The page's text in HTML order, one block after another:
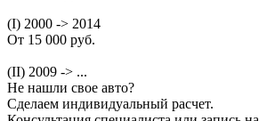
(I) 2000 -> 2014
От 15 000 руб.
(II) 2009 -> ...
Не нашли свое авто?
Сделаем индивидуальный расчет.